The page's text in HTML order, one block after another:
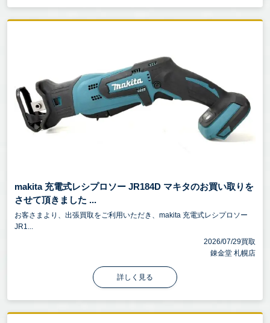
makita 充電式レシプロソー JR184D マキタのお買い取りを
させて頂きました ...
お客さまより、出張買取をご利用いただき、makita 充電式レシプロソー
JR1...
2026/07/29買取
錬金堂 札幌店
詳しく見る